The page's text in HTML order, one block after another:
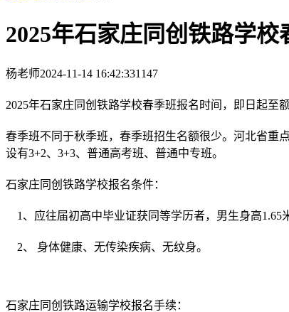
2025年石家庄同创铁路学校
杨老师2024-11-14 16:42:331147
2025年石家庄同创铁路学校春季班报名时间，即日起至额
春季班不同于秋季班，春季班招生名额很少。河北省重
设有3+2、3+3、普通高考班、普通中专班。
石家庄同创铁路学校报名条件：
1、应往届初高中毕业证获同等学历者，男生身高1.65
2、 身体健康、无传染疾病、无纹身。
石家庄同创铁路运输学校报名手续：